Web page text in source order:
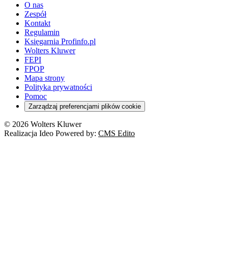
O nas
Zespół
Kontakt
Regulamin
Księgarnia Profinfo.pl
Wolters Kluwer
FEPI
FPOP
Mapa strony
Polityka prywatności
Pomoc
Zarządzaj preferencjami plików cookie
© 2026 Wolters Kluwer
Realizacja Ideo Powered by: CMS Edito